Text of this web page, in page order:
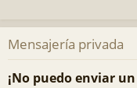
Mensajería privada
¡No puedo enviar